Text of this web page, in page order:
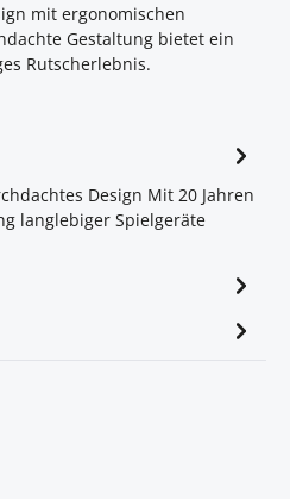
mit ergonomischen
Gestaltung bietet ein
Rutscherlebnis.
Design Mit 20 Jahren
langlebiger Spielgeräte